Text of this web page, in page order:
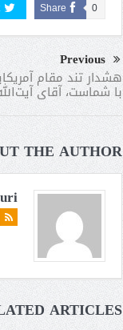
Share 0
Previous
هشدار تند مقام
با شماست، آقای
THE AUTHOR
ARTICLES